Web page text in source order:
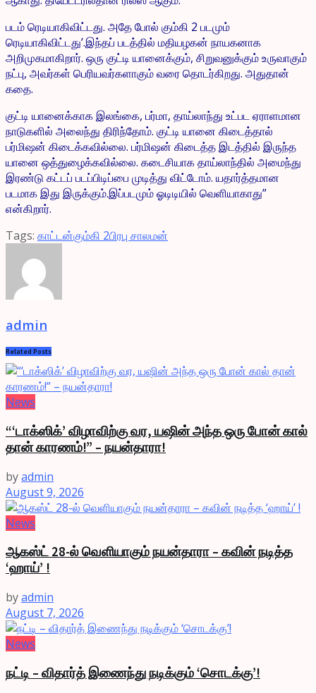
படம் ரெடியாகிவிட்டது. அதே போல் கும்கி 2 படமும்
ரெடியாகிவிட்டது’.இந்தப் படத்தில் மதியழகன் நாயகனாக
அறிமுகமாகிறார். ஒரு குட்டி யானைக்கும், சிறுவனுக்கும் உருவாகும்
நட்பு, அவர்கள் பெரியவர்களாகும் வரை தொடர்கிறது. அதுதான்
கதை.
குட்டி யானைக்காக இலங்கை, பர்மா, தாய்லாந்து உட்பட ஏராளமான
நாடுகளில் அலைந்து திரிந்தோம். குட்டி யானை கிடைத்தால்
பர்மிஷன் கிடைக்கவில்லை. பர்மிஷன் கிடைத்த இடத்தில் இருந்த
யானை ஒத்துழைக்கவில்லை. கடைசியாக தாய்லாந்தில் அமைந்து
இரண்டு கட்டப் படப்பிடிப்பை முடித்து விட்டோம். யதார்த்தமான
படமாக இது இருக்கும்.இப்படமும் ஓடிடியில் வெளியாகாது”
என்கிறார்.
Tags: காட்டன்கும்கி 2பிரபு சாலமன்
admin
Related Posts
News
“‘டாக்ஸிக்’ விழாவிற்கு வர, யஷின் அந்த ஒரு போன் கால்
தான் காரணம்!” – நயன்தாரா!
byadmin
August 9, 2026
News
ஆகஸ்ட் 28-ல் வெளியாகும் நயன்தாரா – கவின் நடித்த
‘ஹாய்’ !
byadmin
August 7, 2026
News
நட்டி – விதார்த் இணைந்து நடிக்கும் ‘சொடக்கு’!